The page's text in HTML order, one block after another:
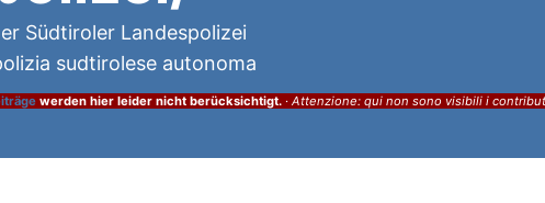
Südtiroler Landespolizei
sudtirolese autonoma
werden hier leider nicht berücksichtigt. · Attenzione: qui non sono visibili i